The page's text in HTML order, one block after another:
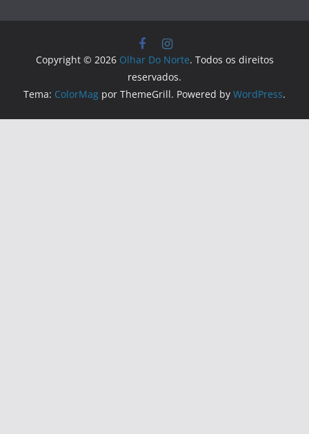
Copyright © 2026 Olhar Do Norte. Todos os direitos
reservados.
Tema: ColorMag por ThemeGrill. Powered by WordPress.